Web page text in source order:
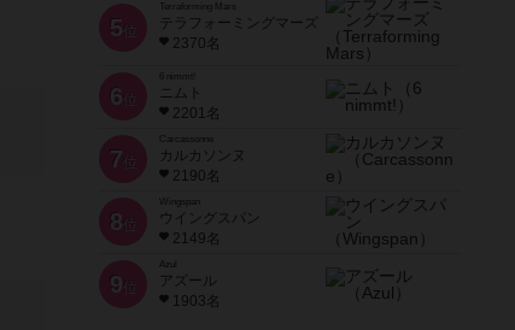
5 位
Terraforming Mars
テラフォーミングマーズ
2370名
6 位
ニムト
2201名
7 位
Carcassonne
カルカソンヌ
2190名
8 位
Wingspan
ウイングスパン
2149名
9 位
Azul
アズール
1903名